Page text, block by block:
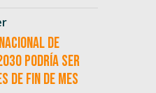
de
podría ser
de fin de mes